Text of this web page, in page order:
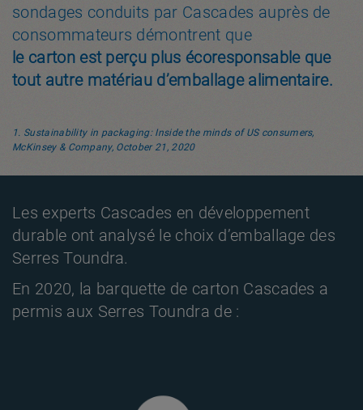
sondages conduits par Cascades auprès de
consommateurs démontrent que
le carton est perçu plus écoresponsable que
tout autre matériau d’emballage alimentaire.
1. Sustainability in packaging: Inside the minds of US consumers,
McKinsey & Company, October 21, 2020
Les experts Cascades en développement
durable ont analysé le choix d’emballage des
Serres Toundra.
En 2020, la barquette de carton Cascades a
permis aux Serres Toundra de :